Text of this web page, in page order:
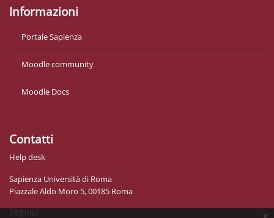
x
Informazioni
Portale Sapienza
Moodle community
Moodle Docs
Contatti
Help desk
Sapienza Università di Roma
Piazzale Aldo Moro 5, 00185 Roma
Seguici